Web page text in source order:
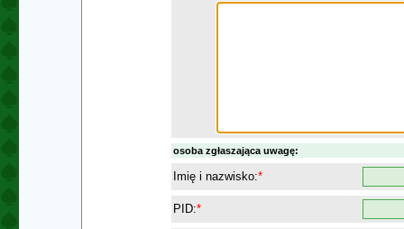
osoba zgłaszająca uwagę:
Imię i nazwisko:*
PID:*